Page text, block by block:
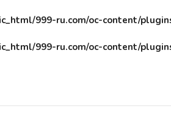
999-ru.com/oc-content/
999-ru.com/oc-content/